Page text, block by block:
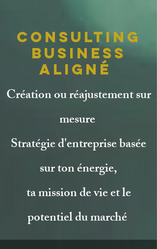
Consulting
Business
Aligné
Création ou réajustement sur
mesure
​Stratégie d'entreprise basée
sur ton énergie,
ta mission de vie et le
potentiel du marché